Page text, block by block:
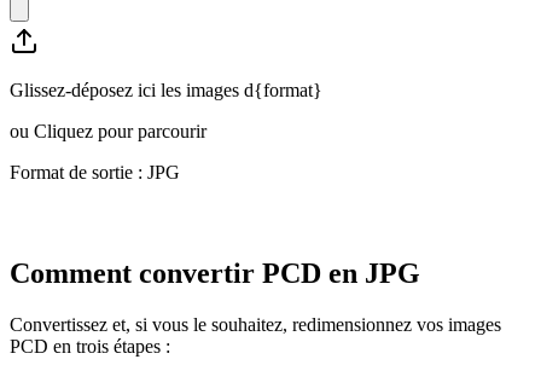
Glissez-déposez ici les images d{format}
ou Cliquez pour parcourir
Format de sortie : JPG
Comment convertir PCD en JPG
Convertissez et, si vous le souhaitez, redimensionnez vos images
PCD en trois étapes :